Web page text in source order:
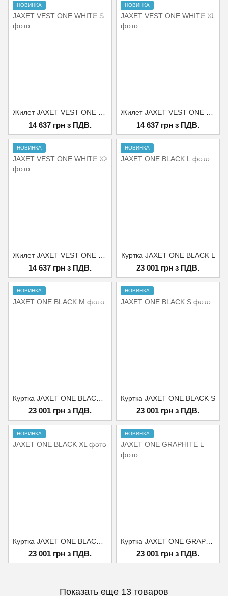
НОВИНКА
14 637 грн з ПДВ.
НОВИНКА
14 637 грн з ПДВ.
НОВИНКА
14 637 грн з ПДВ.
НОВИНКА
Куртка JAXET ONE BLACK L
23 001 грн з ПДВ.
НОВИНКА
23 001 грн з ПДВ.
НОВИНКА
Куртка JAXET ONE BLACK S
23 001 грн з ПДВ.
НОВИНКА
23 001 грн з ПДВ.
НОВИНКА
23 001 грн з ПДВ.
Показать еще 13 товаров